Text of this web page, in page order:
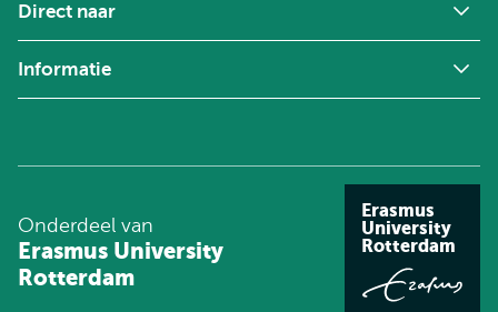
Direct naar
Informatie
Onderdeel van
Erasmus University
Rotterdam
Erasmus
University
Rotterdam